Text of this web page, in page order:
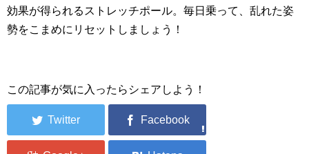
効果が得られるストレッチポール。毎日乗って、乱れた姿
勢をこまめにリセットしましょう！
この記事が気に入ったらシェアしよう！